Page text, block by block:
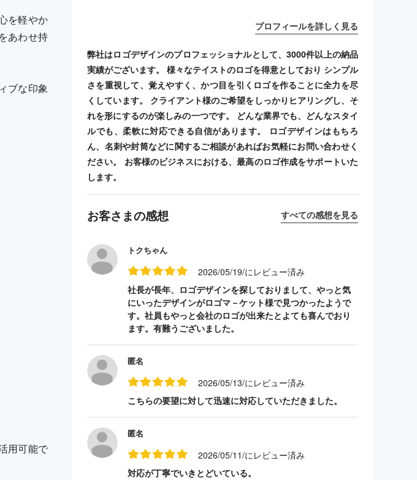
を軽やか
あわせ持
ブな印象
用可能で
プロフィールを詳しく見る
弊社はロゴデザインのプロフェッショナルとして、3000件以上の納品
実績がございます。 様々なテイストのロゴを得意としており シンプル
さを重視して、覚えやすく、かつ目を引くロゴを作ることに全力を尽
くしています。 クライアント様のご希望をしっかりヒアリングし、そ
れを形にするのが楽しみの一つです。 どんな業界でも、どんなスタイ
ルでも、柔軟に対応できる自信があります。 ロゴデザインはもちろ
ん、名刺や封筒などに関するご相談があればお気軽にお問い合わせく
ださい。 お客様のビジネスにおける、最高のロゴ作成をサポートいた
します。
お客さまの感想 すべての感想を見る
トクちゃん
2026/05/19/にレビュー済み
社長が長年、ロゴデザインを探しておりまして、やっと気
にいったデザインがロゴマ－ケット様で見つかったようで
す。社員もやっと会社のロゴが出来たとよても喜んでおり
ます。有難うございました。
匿名
2026/05/13/にレビュー済み
こちらの要望に対して迅速に対応していただきました。
匿名
2026/05/11/にレビュー済み
対応が丁寧でいきとどいている。